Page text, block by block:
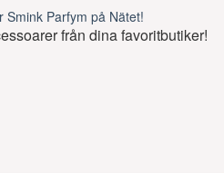
från dina favoritbutiker!